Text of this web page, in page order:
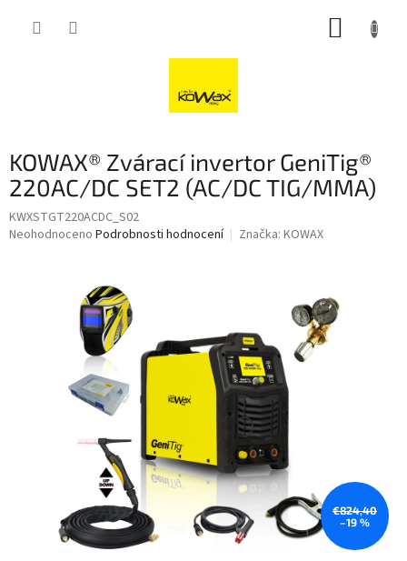
KOWAX® Zvárací invertor GeniTig®
220AC/DC SET2 (AC/DC TIG/MMA)
KWXSTGT220ACDC_S02
Průměrné
Neohodnoceno Podrobnosti hodnocení Značka: KOWAX
€824,40
–19 %